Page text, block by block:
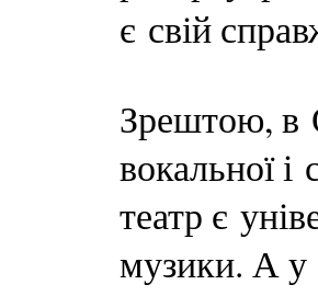
є свій
Зрештою, в
вокальної
театр є
музики. А у